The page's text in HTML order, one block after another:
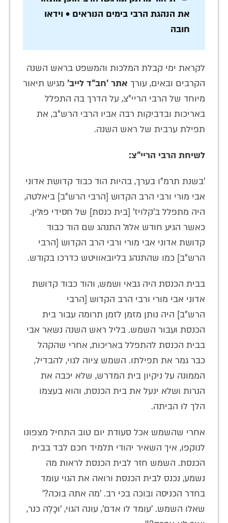
את הנהגת הרבי בימים הנוראים • וידאו
חובה
לקראת ימי קבלת המלכות והמשפט בראש השנה
הקרבים ובאים, עורך אתר 'חב"ד לייב' מגיש תיאור
מיוחד של הרבי הריי"צ, על הדרך בה התפלל
באריכות ובדביקות רבה אביו הרבי הרש"ב, את
תפילת ערבית של ראש השנה.
לשיחת הרבי הריי"צ:
'בשנת תרמ"ו בערך, בהיות הוד כבוד קדושת אדוני
אבי מורי ורבי הרב הקדוש [הרבי הרש"ב] ביאלטה,
היה מתפלל ב'קלויז' [בית כנסת] של חסידי פולין.
כאשר הגיע חודש אלול התנהג שם הוד כבוד
קדושת אדוני אבי מורי ורבי הרב הקדוש [הרבי
הרש"ב] כמו שהתנהג בליובאוויטש כדרכו בקודש.
בבית הכנסת היה גבאי ושמש, והוד כבוד קדושת
אדוני אבי מורי ורבי הרב הקדוש [הרבי
הרש"ב] היה נותן מזמן לזמן תרומה עבור בית
הכנסת ועבור השמש. בליל ראש השנה נשאר אבי
בבית הכנסת להתפלל באריכות, אחרי שהקהל
כבר גמר את תפילתו. השמש ציוה לגוי, להבדיל,
הממונה על ניקיון בית המדרש, שלא יכבה את
הנרות ושלא ינעל את בית הכנסת, והוא בעצמו
הלך לו הביתה.
אחרי שהשמש אכל סעודת יום טוב התחיל מצפונו
לנוקפו, איך השאיר יהודי תלמיד חכם לבד בבית
הכנסת. השמש חזר לבית הכנסת לראות מה
נשמע, נכנס לבית הכנסת ורואה את הגוי עומד
בחדר הכניסה ובוכה בכי רב. 'מה אתה בוכה?'
שאלו השמש. 'עומד לו אדם', עונה הגוי, 'וּכָלֶה כנר,